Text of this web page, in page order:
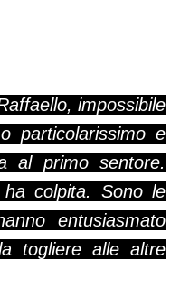
impossibile
particolarissimo e
al primo sentore.
colpita. Sono le
entusiasmato
togliere alle altre